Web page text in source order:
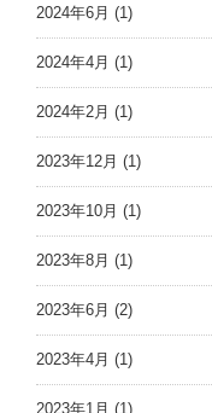
2024年6月 (1)
2024年4月 (1)
2024年2月 (1)
2023年12月 (1)
2023年10月 (1)
2023年8月 (1)
2023年6月 (2)
2023年4月 (1)
2023年1月 (1)